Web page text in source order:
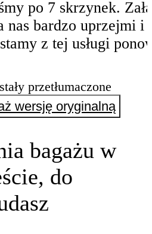
po 7 skrzynek.
nas bardzo uprzejmi i
z tej usługi
gdy tu wrócimy.
przetłumaczone
wersję oryginalną
bagażu w
do